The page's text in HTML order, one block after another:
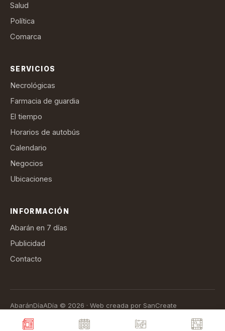
Salud
Política
Comarca
SERVICIOS
Necrológicas
Farmacia de guardia
El tiempo
Horarios de autobús
Calendario
Negocios
Ubicaciones
INFORMACIÓN
Abarán en 7 días
Publicidad
Contacto
AbaránDíaADía © 2026 · Web creada por SanCreate
Términos de suscripción